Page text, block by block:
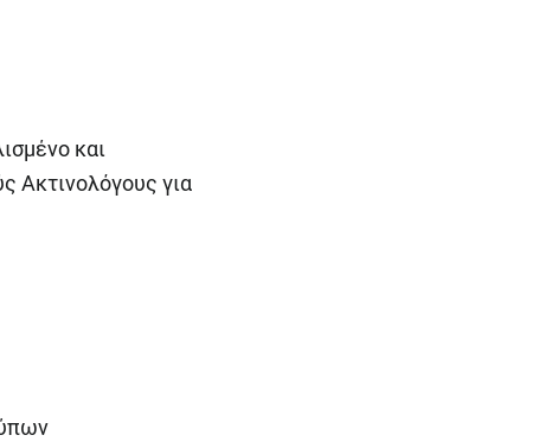
και
Ακτινολόγους για